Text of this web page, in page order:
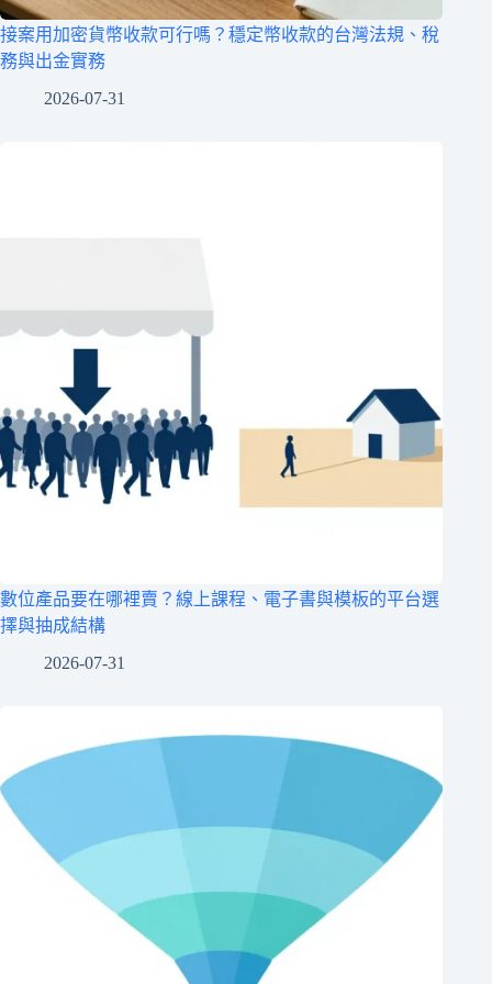
接案用加密貨幣收款可行嗎？穩定幣收款的台灣法規、稅
務與出金實務
2026-07-31
數位產品要在哪裡賣？線上課程、電子書與模板的平台選
擇與抽成結構
2026-07-31